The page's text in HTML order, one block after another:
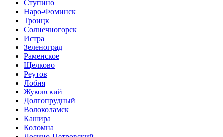
Ступино
Наро-Фоминск
Троицк
Солнечногорск
Истра
Зеленоград
Раменское
Щелково
Реутов
Лобня
Жуковский
Долгопрудный
Волоколамск
Кашира
Коломна